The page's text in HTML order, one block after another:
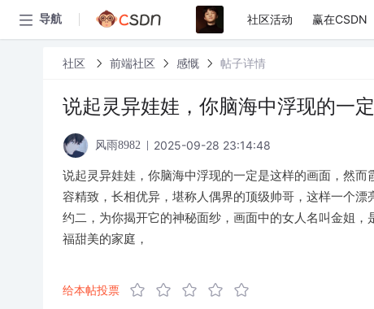
导航 社区活动 赢在CSDN
社区 前端社区 感慨 帖子详情
说起灵异娃娃，你脑海中浮现的一
风雨8982 2025-09-28 23:14:48
说起灵异娃娃，你脑海中浮现的一定是这样的画面，然
容精致，长相优异，堪称人偶界的顶级帅哥，这样一个
约二，为你揭开它的神秘面纱，画面中的女人名叫金姐
福甜美的家庭，
给本帖投票